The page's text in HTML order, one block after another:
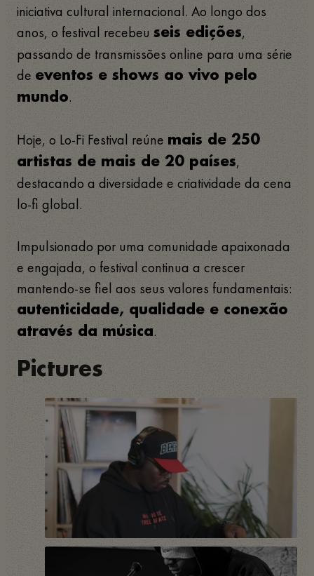
iniciativa cultural internacional. Ao longo dos
anos, o festival recebeu seis edições,
passando de transmissões online para uma série
de eventos e shows ao vivo pelo
mundo.
Hoje, o Lo-Fi Festival reúne mais de 250
artistas de mais de 20 países,
destacando a diversidade e criatividade da cena
lo-fi global.
Impulsionado por uma comunidade apaixonada
e engajada, o festival continua a crescer
mantendo-se fiel aos seus valores fundamentais:
autenticidade, qualidade e conexão
através da música.
Pictures